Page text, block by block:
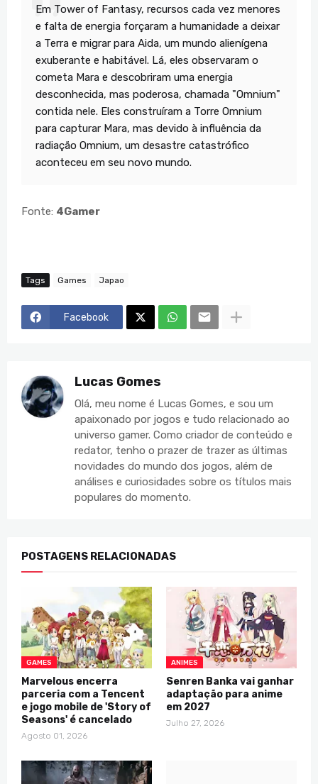
Em Tower of Fantasy, recursos cada vez menores
e falta de energia forçaram a humanidade a deixar
a Terra e migrar para Aida, um mundo alienígena
exuberante e habitável. Lá, eles observaram o
cometa Mara e descobriram uma energia
desconhecida, mas poderosa, chamada "Omnium"
contida nele. Eles construíram a Torre Omnium
para capturar Mara, mas devido à influência da
radiação Omnium, um desastre catastrófico
aconteceu em seu novo mundo.
Fonte: 4Gamer
Tags Games Japao
Facebook
Lucas Gomes
Olá, meu nome é Lucas Gomes, e sou um
apaixonado por jogos e tudo relacionado ao
universo gamer. Como criador de conteúdo e
redator, tenho o prazer de trazer as últimas
novidades do mundo dos jogos, além de
análises e curiosidades sobre os títulos mais
populares do momento.
POSTAGENS RELACIONADAS
GAMES
Marvelous encerra
parceria com a Tencent
e jogo mobile de 'Story of
Seasons' é cancelado
Agosto 01, 2026
ANIMES
Senren Banka vai ganhar
adaptação para anime
em 2027
Julho 27, 2026